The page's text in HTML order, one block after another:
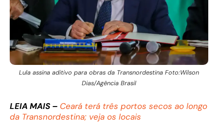
Lula assina aditivo para obras da Transnordestina Foto:Wilson
Dias/Agência Brasil
LEIA MAIS – Ceará terá três portos secos ao longo
da Transnordestina; veja os locais